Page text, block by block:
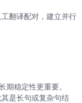
翻译配对，建立并行
期稳定性更重要。
是长句或复杂句结